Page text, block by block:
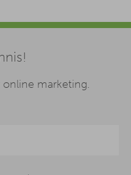
marketing.